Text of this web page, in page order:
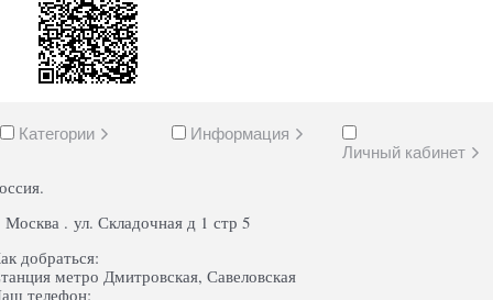
Категории
Информация
Личный кабинет
Москва . ул. Складочная д 1 стр 5
добраться:
метро Дмитровская, Савеловская
телефон: